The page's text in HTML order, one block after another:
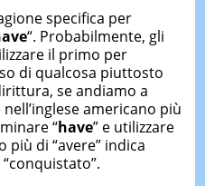
specifica per
“. Probabilmente, gli
il primo per
di qualcosa piuttosto
se andiamo a
americano più
“have” e utilizzare
più di “avere” indica